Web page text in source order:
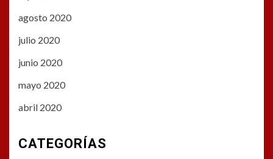
agosto 2020
julio 2020
junio 2020
mayo 2020
abril 2020
CATEGORÍAS